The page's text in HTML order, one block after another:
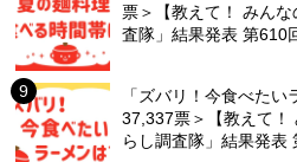
票＞【教えて！ みん
査隊」結果発表 第610
「ズバリ！今食べた
37,337票＞【教えて！
らし調査隊」結果発表